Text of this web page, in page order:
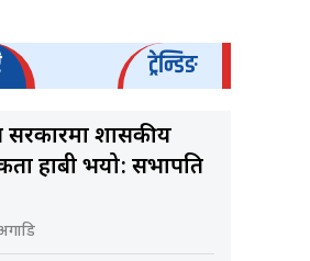
ट्रेन्डिङ
सरकारमा शासकीय
हाबी भयो: सभापति